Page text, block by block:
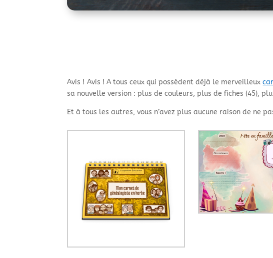
Avis ! Avis ! A tous ceux qui possèdent déjà le merveilleux
sa nouvelle version : plus de couleurs, plus de fiches (45),
Et à tous les autres, vous n’avez plus aucune raison de ne